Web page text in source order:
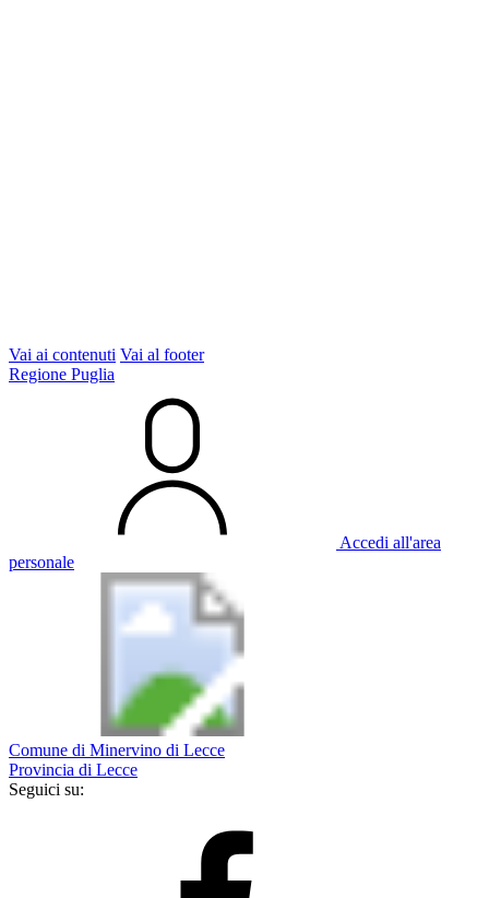
Vai ai contenuti Vai al footer
Regione Puglia
Accedi all'area
personale
Comune di Minervino di Lecce
Provincia di Lecce
Seguici su: